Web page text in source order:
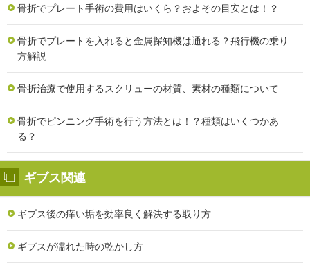
骨折でプレート手術の費用はいくら？およその目安とは！？
骨折でプレートを入れると金属探知機は通れる？飛行機の乗り
方解説
骨折治療で使用するスクリューの材質、素材の種類について
骨折でピンニング手術を行う方法とは！？種類はいくつかあ
る？
ギブス関連
ギプス後の痒い垢を効率良く解決する取り方
ギプスが濡れた時の乾かし方